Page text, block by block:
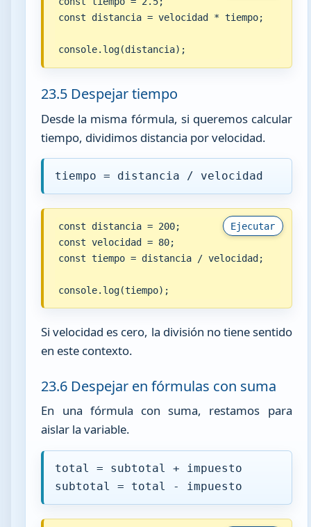
const distancia = velocidad * tiempo;
console.log(distancia);
23.5 Despejar tiempo
Desde la misma fórmula, si queremos calcular
tiempo, dividimos distancia por velocidad.
tiempo = distancia / velocidad
Ejecutar
const distancia = 200;
const velocidad = 80;
const tiempo = distancia / velocidad;
console.log(tiempo);
Si velocidad es cero, la división no tiene sentido
en este contexto.
23.6 Despejar en fórmulas con suma
En una fórmula con suma, restamos para
aislar la variable.
total = subtotal + impuesto
subtotal = total - impuesto